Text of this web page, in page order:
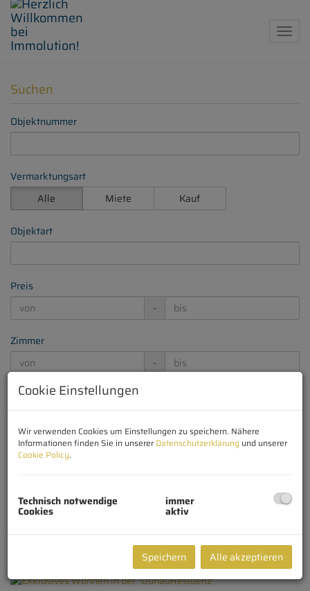
Suchen
Objektnummer
Vermarktungsart
Alle
Miete Kauf
Objektart
Preis
-
Zimmer
-
Wohnfläche (von/bis)
Weitere Suchoptionen
3 4 5 6 7
Cookie Einstellungen
Wir verwenden Cookies um Einstellungen zu speichern. Nähere
Informationen finden Sie in unserer Datenschutzerklärung und unserer
Cookie Policy.
Technisch notwendige
Cookies
immer
aktiv
Speichern Alle akzeptieren